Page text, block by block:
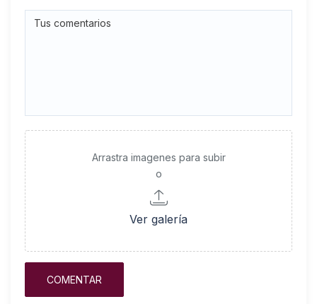
Arrastra imagenes para subir
o
Ver galería